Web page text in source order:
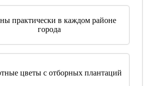
практически в каждом районе
города
цветы с отборных плантаций